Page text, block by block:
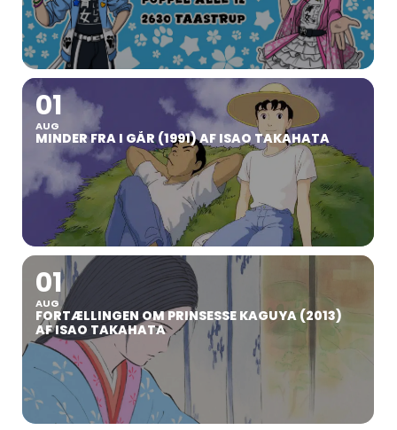
01
AUG
MINDER FRA I GÅR (1991) AF ISAO TAKAHATA
01
AUG
FORTÆLLINGEN OM PRINSESSE KAGUYA (2013)
AF ISAO TAKAHATA